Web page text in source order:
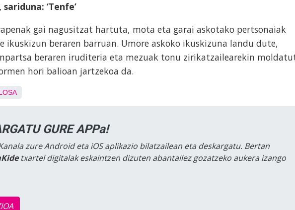
‘Tenfe’
gai nagusitzat hartuta, mota eta garai askotako pertsonaiak
ikuskizun beraren barruan. Umore askoko ikuskizuna landu dute,
beraren iruditeria eta mezuak tonu zirikatzailearekin
hori balioan jartzekoa da.
GURE APPa!
zure Android eta iOS aplikazio bilatzailean eta deskargatu. Bertan
txartel digitalak eskaintzen dizuten abantailez gozatzeko aukera izango